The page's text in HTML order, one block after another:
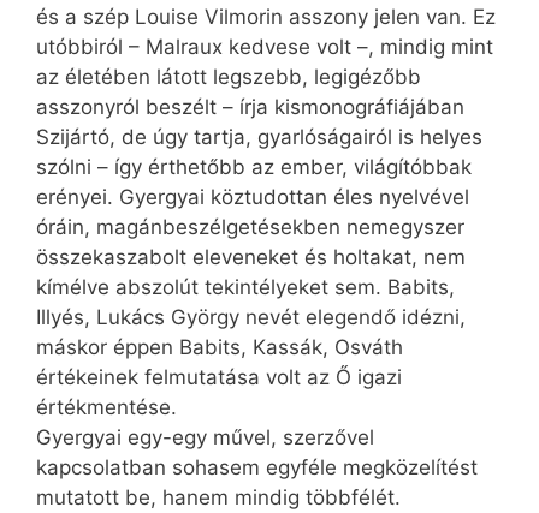
és a szép Louise Vilmorin asszony jelen van. Ez
utóbbiról – Malraux kedvese volt –, mindig mint
az életében látott legszebb, legigézőbb
asszonyról beszélt – írja kismonográfiájában
Szijártó, de úgy tartja, gyarlóságairól is helyes
szólni – így érthetőbb az ember, világítóbbak
erényei. Gyergyai köztudottan éles nyelvével
óráin, magánbeszélgetésekben nemegyszer
összekaszabolt eleveneket és holtakat, nem
kímélve abszolút tekintélyeket sem. Babits,
Illyés, Lukács György nevét elegendő idézni,
máskor éppen Babits, Kassák, Osváth
értékeinek felmutatása volt az Ő igazi
értékmentése.
Gyergyai egy-egy művel, szerzővel
kapcsolatban sohasem egyféle megközelítést
mutatott be, hanem mindig többfélét.